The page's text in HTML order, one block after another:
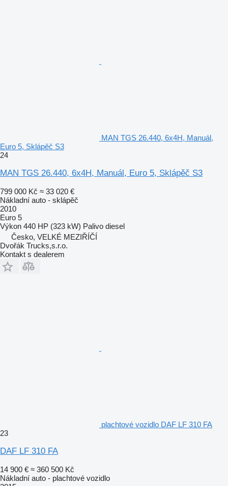
MAN TGS 26.440, 6x4H, Manuál,
Euro 5, Sklápěč S3
24
MAN TGS 26.440, 6x4H, Manuál, Euro 5, Sklápěč S3
799 000 Kč ≈ 33 020 €
Nákladní auto - sklápěč
2010
Euro 5
Výkon 440 HP (323 kW) Palivo diesel
Česko, VELKÉ MEZIŘÍČÍ
Dvořák Trucks,s.r.o.
Kontakt s dealerem
plachtové vozidlo DAF LF 310 FA
23
DAF LF 310 FA
14 900 € ≈ 360 500 Kč
Nákladní auto - plachtové vozidlo